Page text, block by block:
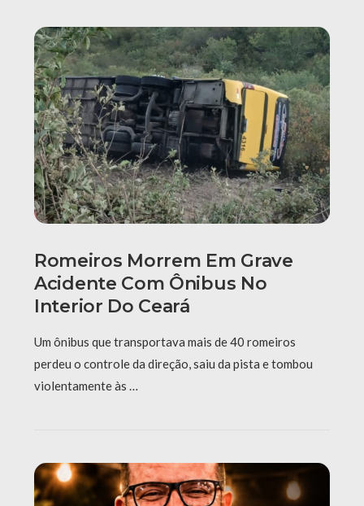
Romeiros Morrem Em Grave
Acidente Com Ônibus No
Interior Do Ceará
Um ônibus que transportava mais de 40 romeiros
perdeu o controle da direção, saiu da pista e tombou
violentamente às …